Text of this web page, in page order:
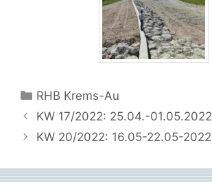
Kategorien
RHB Krems-Au
KW 17/2022: 25.04.-01.05.2022
KW 20/2022: 16.05-22.05-2022